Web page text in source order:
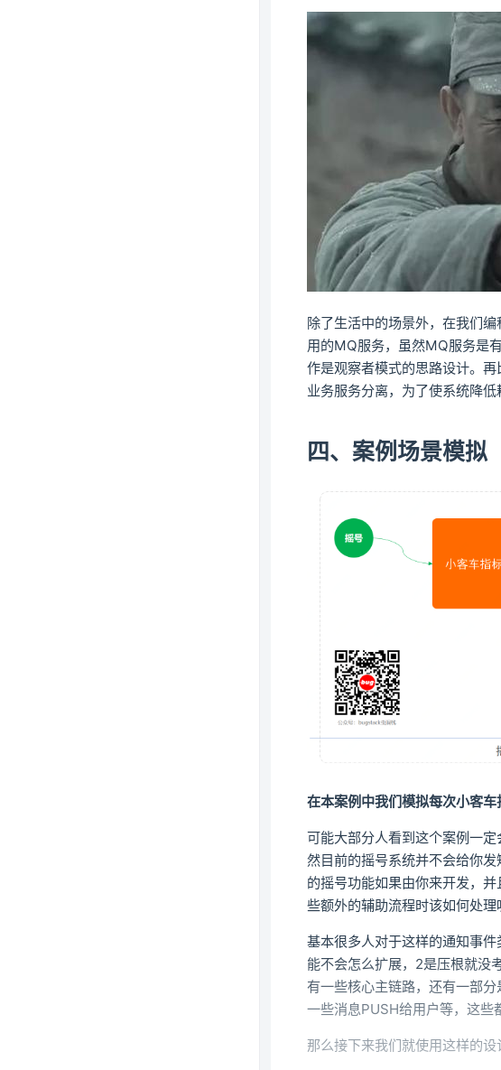
除了生活中的场景外，在我们
用的MQ服务，虽然MQ服务是
作是观察者模式的思路设计。
业务服务分离，为了使系统降
四、案例场景模拟
在本案例中我们模拟每次小客
可能大部分人看到这个案例一
然目前的摇号系统并不会给你
的摇号功能如果由你来开发，
些额外的辅助流程时该如何处理
基本很多人对于这样的通知事
能不会怎么扩展，2是压根就没
有一些核心主链路，还有一部
一些消息PUSH给用户等，这些
那么接下来我们就使用这样的设